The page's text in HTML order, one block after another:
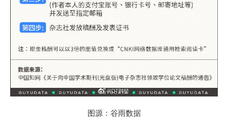
图源：谷雨数据